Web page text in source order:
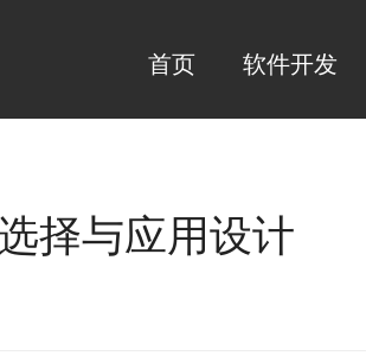
首页 软件开发
择与应用设计